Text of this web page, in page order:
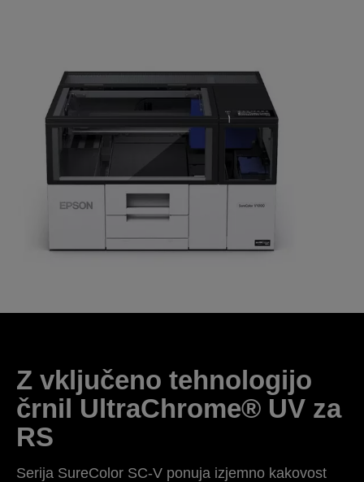
Z vključeno tehnologijo
črnil UltraChrome® UV za
RS
Serija SureColor SC-V ponuja izjemno kakovost